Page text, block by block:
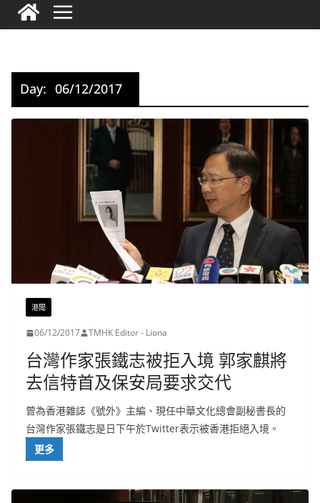
Day: 06/12/2017
港聞
06/12/2017 TMHK Editor - Liona
台灣作家張鐵志被拒入境 郭家麒將
去信特首及保安局要求交代
曾為香港雜誌《號外》主編、現任中華文化總會副秘書長的
台灣作家張鐵志是日下午於Twitter表示被香港拒絕入境。
更多